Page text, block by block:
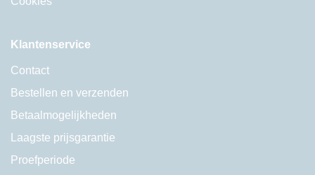
Klantenservice
Contact
Bestellen en verzenden
Betaalmogelijkheden
Laagste prijsgarantie
Proefperiode